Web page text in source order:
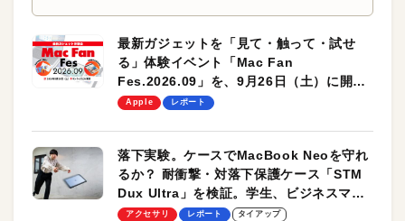
最新ガジェットを「見て・触って・試せ
る」体験イベント「Mac Fan
Fes.2026.09」を、9月26日（土）に開催
します！
Apple レポート
落下実験。ケースでMacBook Neoを守れ
るか？ 耐衝撃・対落下保護ケース「STM
Dux Ultra」を検証。学生、ビジネスマン
のモバイルユースに最適！
アクセサリ レポート タイアップ